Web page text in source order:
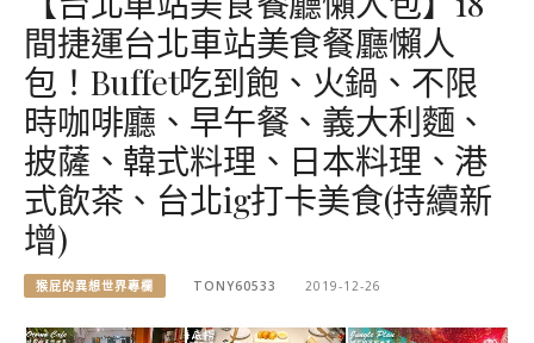
間捷運台北車站美食餐廳懶人
包！Buffet吃到飽、火鍋、不限
時咖啡廳、早午餐、義大利麵、
披薩、韓式料理、日本料理、港
式飲茶、台北ig打卡美食(持續新
增)
猴屁的異想世界專欄 TONY60533 2019-12-26